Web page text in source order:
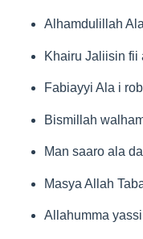
Alhamdulillah
Khairu Jaliisin fii
Fabiayyi Ala i
Bismillah
Man saaro ala
Masya Allah
Allahumma